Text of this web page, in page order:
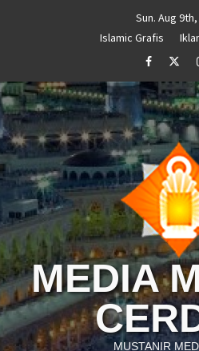
Sun. Aug
Islamic Grafis
Facebook
MEDIA
MUSTANIR